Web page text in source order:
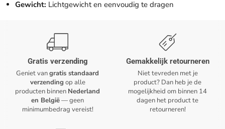
Gewicht: Lichtgewicht en eenvoudig te dragen
Gratis verzending
Geniet vangratis standaard
verzending op alle
producten binnen Nederland
en België— geen
minimumbedrag vereist!
Gemakkelijk retourneren
Niet tevreden met je
product? Dan heb je de
mogelijkheid om binnen 14
dagen het product te
retourneren!